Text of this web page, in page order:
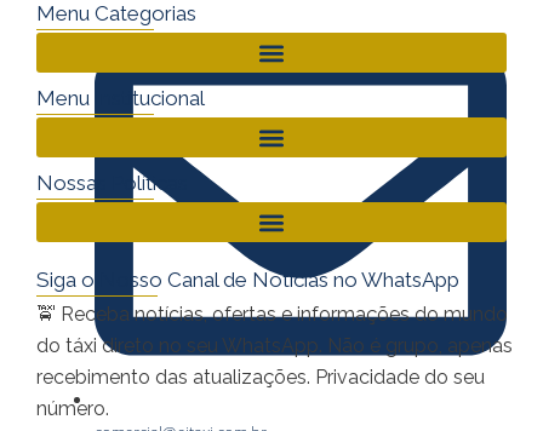
Menu Categorias
Menu Institucional
Nossas Políticas
Siga o Nosso Canal de Notícias no WhatsApp
🚖 Receba notícias, ofertas e informações do mundo
do táxi direto no seu WhatsApp. Não é grupo, apenas
recebimento das atualizações. Privacidade do seu
número.